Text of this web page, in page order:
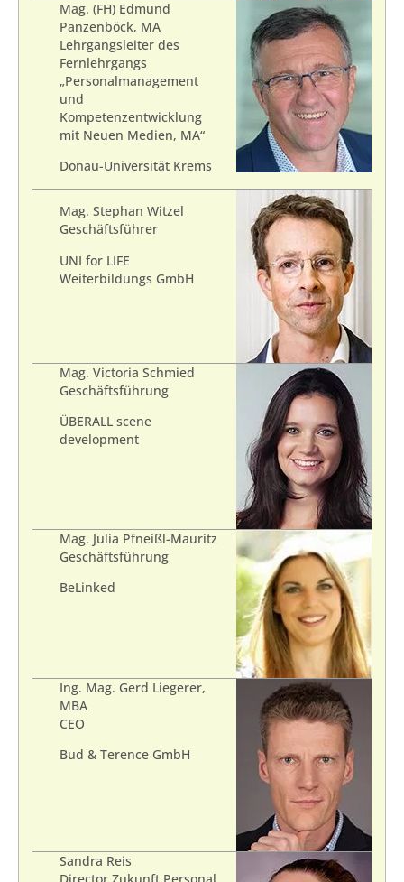
Mag. (FH) Edmund
Panzenböck, MA
Lehrgangsleiter des
Fernlehrgangs
„Personalmanagement
und
Kompetenzentwicklung
mit Neuen Medien, MA“
Donau-Universität Krems
Mag. Stephan Witzel
Geschäftsführer
UNI for LIFE
Weiterbildungs GmbH
Mag. Victoria Schmied
Geschäftsführung
ÜBERALL scene
development
Mag. Julia Pfneißl-Mauritz
Geschäftsführung
BeLinked
Ing. Mag. Gerd Liegerer,
MBA
CEO
Bud & Terence GmbH
Sandra Reis